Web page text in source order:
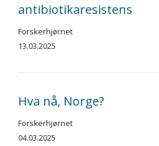
antibiotikaresistens
Forskerhjørnet
13.03.2025
Hva nå, Norge?
Forskerhjørnet
04.03.2025